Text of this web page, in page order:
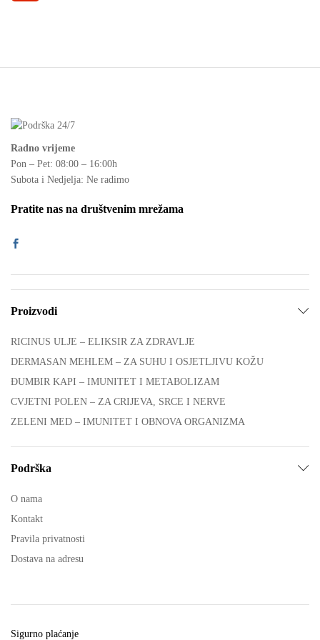
Radno vrijeme
Pon – Pet: 08:00 – 16:00h
Subota i Nedjelja: Ne radimo
Pratite nas na društvenim mrežama
Proizvodi
RICINUS ULJE – ELIKSIR ZA ZDRAVLJE
DERMASAN MEHLEM – ZA SUHU I OSJETLJIVU KOŽU
ĐUMBIR KAPI – IMUNITET I METABOLIZAM
CVJETNI POLEN – ZA CRIJEVA, SRCE I NERVE
ZELENI MED – IMUNITET I OBNOVA ORGANIZMA
Podrška
O nama
Kontakt
Pravila privatnosti
Dostava na adresu
Sigurno plaćanje